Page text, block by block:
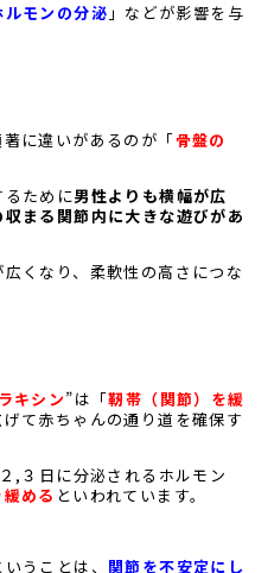
ルモンの分泌 」などが影響を与
に違いがあるのが「骨盤の
るために男性よりも横幅が広
まる関節内に大きな遊びがあ
くなり、柔軟性の高さにつな
キシン”は「靭帯（関節）を緩
て赤ちゃんの通り道を確保す
,３日に分泌されるホルモン
める といわれています。
うことは、 関節を不安定にし